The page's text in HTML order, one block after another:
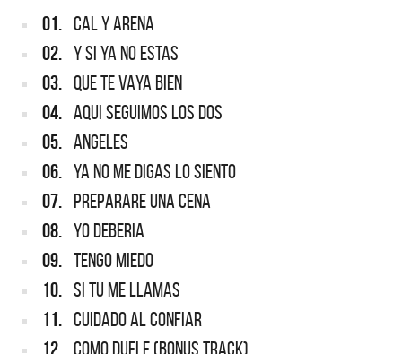
01. CAL Y ARENA
02. Y SI YA NO ESTAS
03. QUE TE VAYA BIEN
04. AQUI SEGUIMOS LOS DOS
05. ANGELES
06. YA NO ME DIGAS LO SIENTO
07. PREPARARE UNA CENA
08. YO DEBERIA
09. TENGO MIEDO
10. SI TU ME LLAMAS
11. CUIDADO AL CONFIAR
12. COMO DUELE (BONUS TRACK)